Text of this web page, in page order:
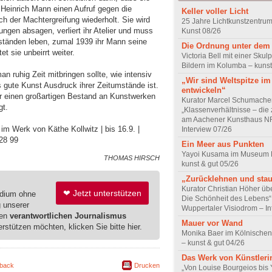
Mann einen Aufruf gegen die
der Machtergreifung wiederholt. Sie wird
absagen, verliert ihr Atelier und muss
leben, zumal 1939 ihr Mann seine
sie unbeirrt weiter.
ruhig Zeit mitbringen sollte, wie intensiv
Kunst Ausdruck ihrer Zeitumstände ist.
großartigen Bestand an Kunstwerken
Werk von Käthe Kollwitz | bis 16.9. |
99
THOMAS HIRSCH
❤ Jetzt unterstützen
ohne
unserer
verantwortlichen Journalismus
möchten, klicken Sie bitte hier.
Drucken
Keller voller Licht
25 Jahre
Kunst 08/26
Die Ordnung unter
Victoria Bell mit einer
Bildern im Kolumba –
„Wir sind Weltspitze
entwickeln“
Kurator Marcel
„Klassenverhältnisse – die
am Aachener Kunsthaus
Interview 07/26
Ein Meer aus Punkten
Yayoi Kusama im Museum
kunst & gut 05/26
„Zurücklehnen und
Kurator Christian Höher
Die Schönheit des
Wuppertaler Visiodrom –
Mauer vor Wand
Monika Baer im
– kunst & gut 04/26
Das Werk von
„Von Louise Bourgeios bis